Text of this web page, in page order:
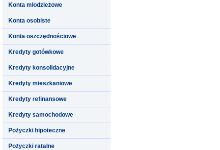
Konta młodzieżowe
Konta osobiste
Konta oszczędnościowe
Kredyty gotówkowe
Kredyty konsolidacyjne
Kredyty mieszkaniowe
Kredyty refinansowe
Kredyty samochodowe
Pożyczki hipoteczne
Pożyczki ratalne